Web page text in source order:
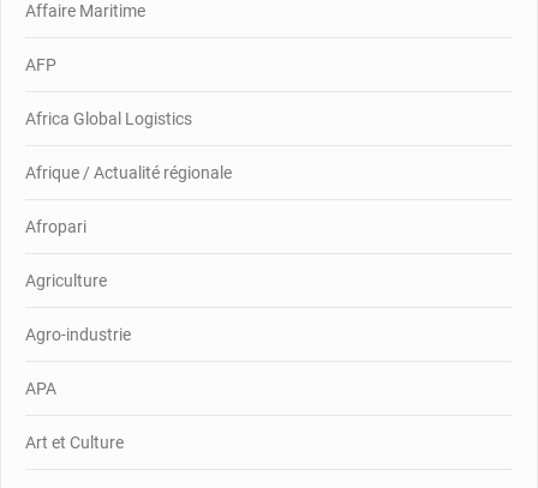
Affaire Maritime
AFP
Africa Global Logistics
Afrique / Actualité régionale
Afropari
Agriculture
Agro-industrie
APA
Art et Culture